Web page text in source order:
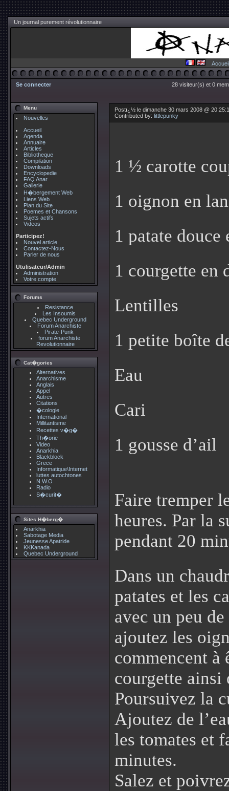
Un journal purement révolutionnaire
Accueil
Se connecter 28 visiteur(s) et 0
Menu
Nouvelles
Accueil
Agenda
Annuaire
Articles
Bibliotheque
Compilation
Downloads
Encyclopedie
FAQ Anar
Gallerie
H�bergement Web
Liens Web
Plan du Site
Poemes et Chansons
Sujets actifs
Videos
Participez!
Nouvel article
Contactez-Nous
Parler de nous
Utulisateur/Admin
Administration
Votre compte
Forums
Resistance
Les Insoumis
Quebec Underground
Forum Anarchiste
Pirate-Punk
forum Anarchiste
Revolutionnaire
Cat�gories
Alternatives
Anarchisme
Anglais
Appel
Autres
Citations
�cologie
International
Millitantisme
Recettes v�g�
Th�orie
Video
Anarkhia
Blackblock
Grece
Informatique\Internet
luttes autochtones
N.W.O
Radio
S�curit�
Sites H�berg�
Anarkhia
Sabotage Media
Jeunesse Apatride
KKKanada
Quebec Underground
Postï¿½ le dimanche 30 mars 2008 @
Contributed by: littlepunky
1 ½ carotte
1 oignon en
1 patate douce
1 courgette en
Lentilles
1 petite boîte
Eau
Cari
1 gousse d’ail
Faire tremper
heures. Par la
pendant 20
Dans un
patates et les
avec un peu
ajoutez les
commencent à
courgette
Poursuivez la
Ajoutez de
les tomates et
minutes.
Salez et